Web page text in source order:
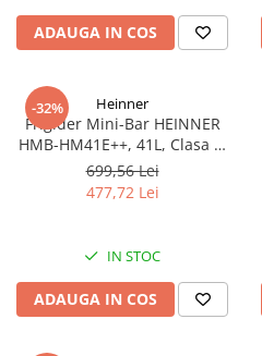
ADAUGA IN COS
-32% Heinner
Frigider Mini-Bar HEINNER
HMB-HM41E++, 41L, Clasa E,
Alb, Răcire Statică
699,56 Lei
477,72 Lei
IN STOC
ADAUGA IN COS